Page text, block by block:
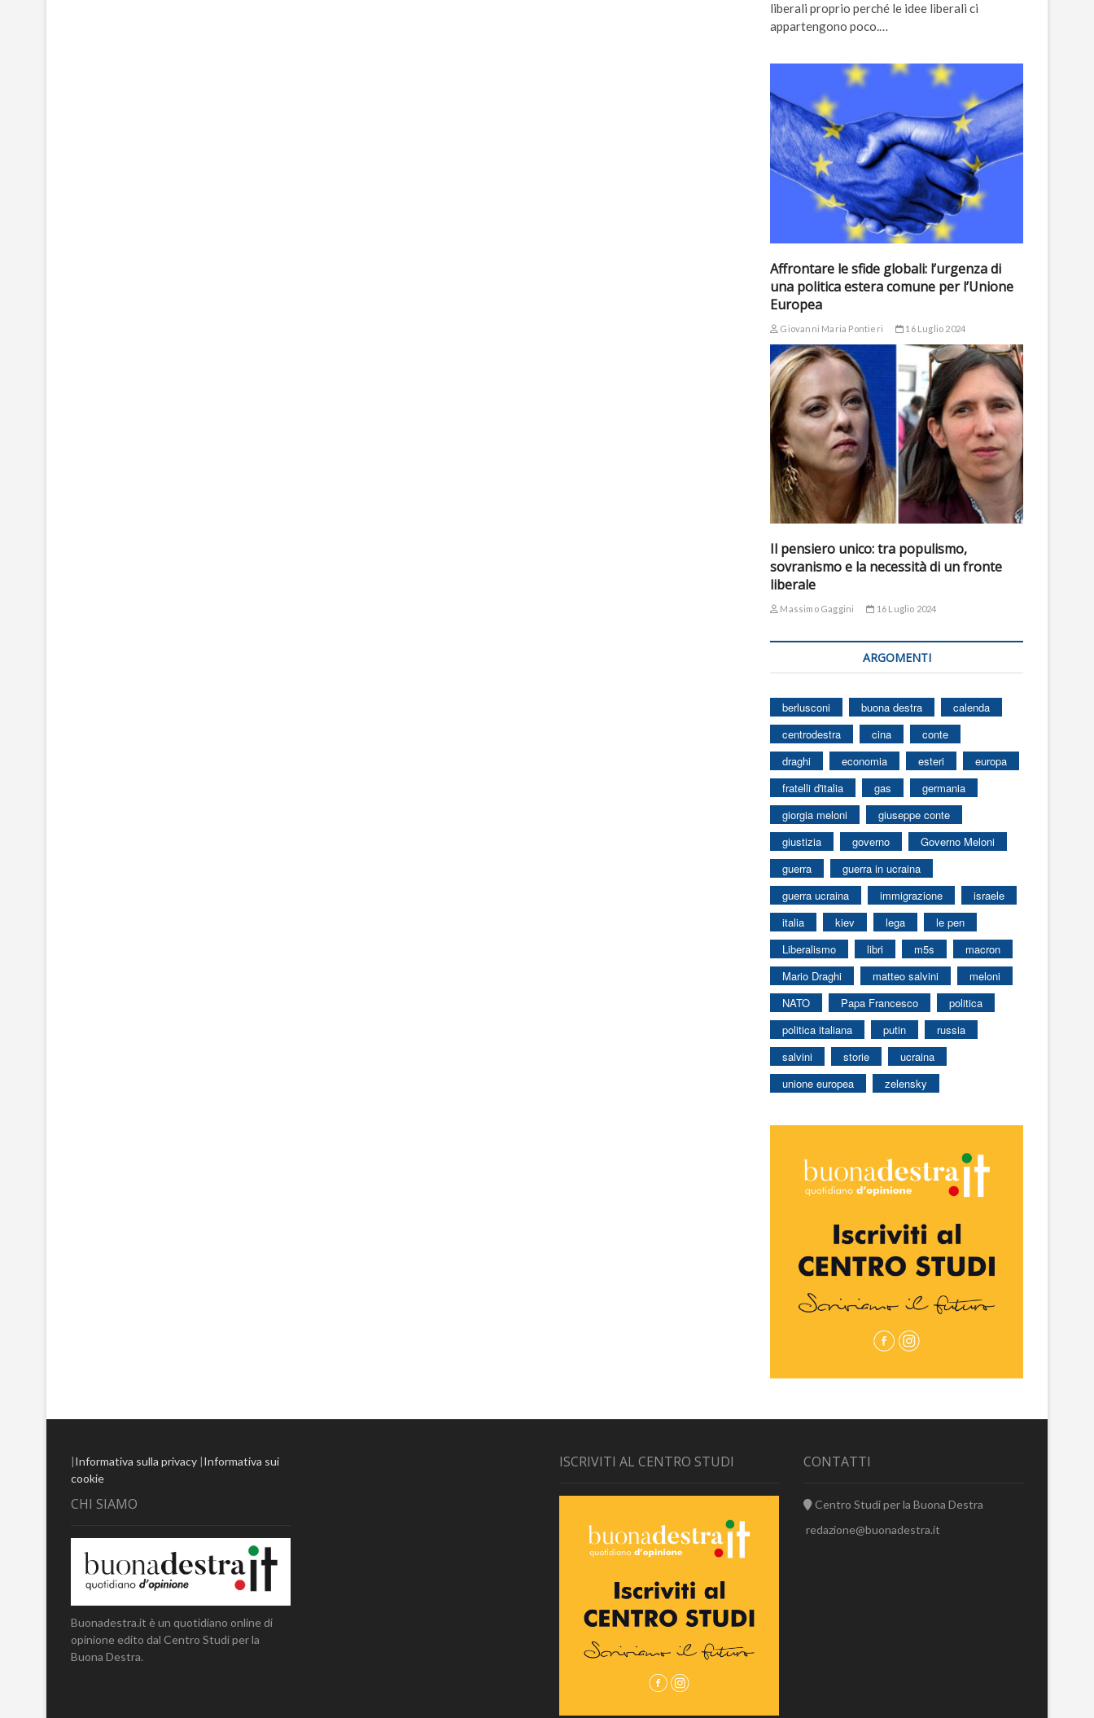
liberali proprio perché le idee liberali ci
appartengono poco.…
Affrontare le sfide globali: l’urgenza di
una politica estera comune per l’Unione
Europea
Giovanni Maria Pontieri 16 Luglio 2024
Il pensiero unico: tra populismo,
sovranismo e la necessità di un fronte
liberale
Massimo Gaggini 16 Luglio 2024
ARGOMENTI
berlusconi buona destra
calenda
centrodestra
cina
conte
draghi
economia esteri
europa
fratelli d'italia
gas
germania
giorgia meloni
giuseppe conte
giustizia
governo
Governo Meloni
guerra
guerra in ucraina
guerra ucraina
immigrazione
israele
italia
kiev lega
le pen
Liberalismo
libri m5s
macron
Mario Draghi
matteo salvini
meloni
NATO
Papa Francesco
politica
politica italiana
putin
russia
salvini
storie
ucraina
unione europea
zelensky
|Informativa sulla privacy |Informativa sui
cookie
CHI SIAMO
Buonadestra.it è un quotidiano online di
opinione edito dal Centro Studi per la
Buona Destra.
ISCRIVITI AL CENTRO STUDI CONTATTI
Centro Studi per la Buona Destra
redazione@buonadestra.it